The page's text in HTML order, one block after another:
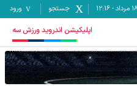
-
12:16 جستجو ورود
اپلیکیشن اندروید ورزش سه